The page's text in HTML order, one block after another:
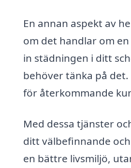
En annan aspekt av
om det handlar om
in städningen i ditt
behöver tänka på
för återkommande
Med dessa tjänster
ditt välbefinnande
en bättre livsmiljö,